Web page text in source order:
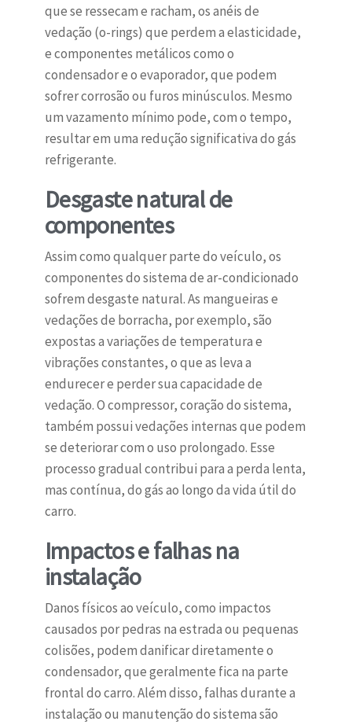
que se ressecam e racham, os anéis de
vedação (o-rings) que perdem a elasticidade,
e componentes metálicos como o
condensador e o evaporador, que podem
sofrer corrosão ou furos minúsculos. Mesmo
um vazamento mínimo pode, com o tempo,
resultar em uma redução significativa do gás
refrigerante.
Desgaste natural de
componentes
Assim como qualquer parte do veículo, os
componentes do sistema de ar-condicionado
sofrem desgaste natural. As mangueiras e
vedações de borracha, por exemplo, são
expostas a variações de temperatura e
vibrações constantes, o que as leva a
endurecer e perder sua capacidade de
vedação. O compressor, coração do sistema,
também possui vedações internas que podem
se deteriorar com o uso prolongado. Esse
processo gradual contribui para a perda lenta,
mas contínua, do gás ao longo da vida útil do
carro.
Impactos e falhas na
instalação
Danos físicos ao veículo, como impactos
causados por pedras na estrada ou pequenas
colisões, podem danificar diretamente o
condensador, que geralmente fica na parte
frontal do carro. Além disso, falhas durante a
instalação ou manutenção do sistema são